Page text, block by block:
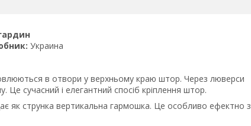
Украина
в отвори у верхньому краю штор. Через люверси
Це сучасний і елегантний спосіб кріплення штор.
як струнка вертикальна гармошка. Це особливо ефектно з